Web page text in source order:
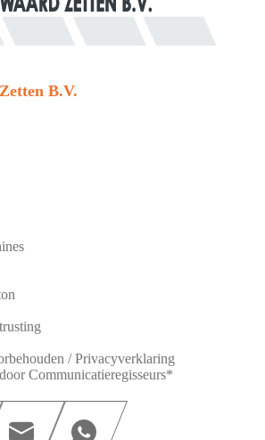
B.V.
/Privacyverklaring
Communicatieregisseurs*